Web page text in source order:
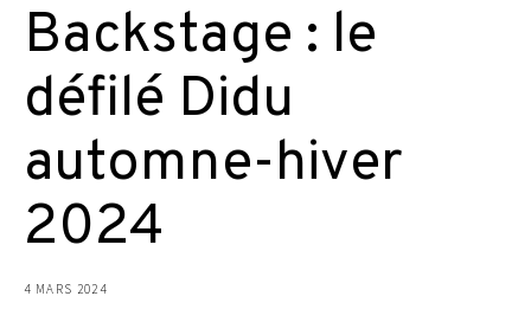
Backstage : le
défilé Didu
automne-hiver
2024
4 MARS 2024